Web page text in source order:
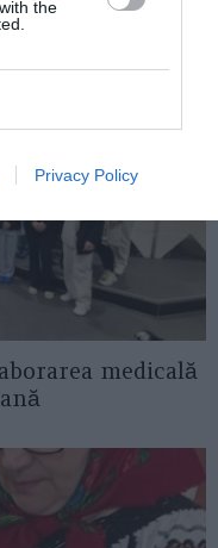
the
Privacy Policy
medicală